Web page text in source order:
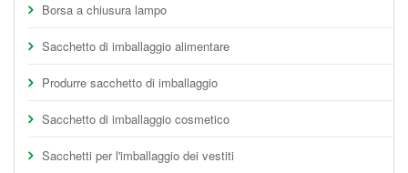
Borsa a chiusura lampo
Sacchetto di imballaggio alimentare
Produrre sacchetto di imballaggio
Sacchetto di imballaggio cosmetico
Sacchetti per l'imballaggio dei vestiti